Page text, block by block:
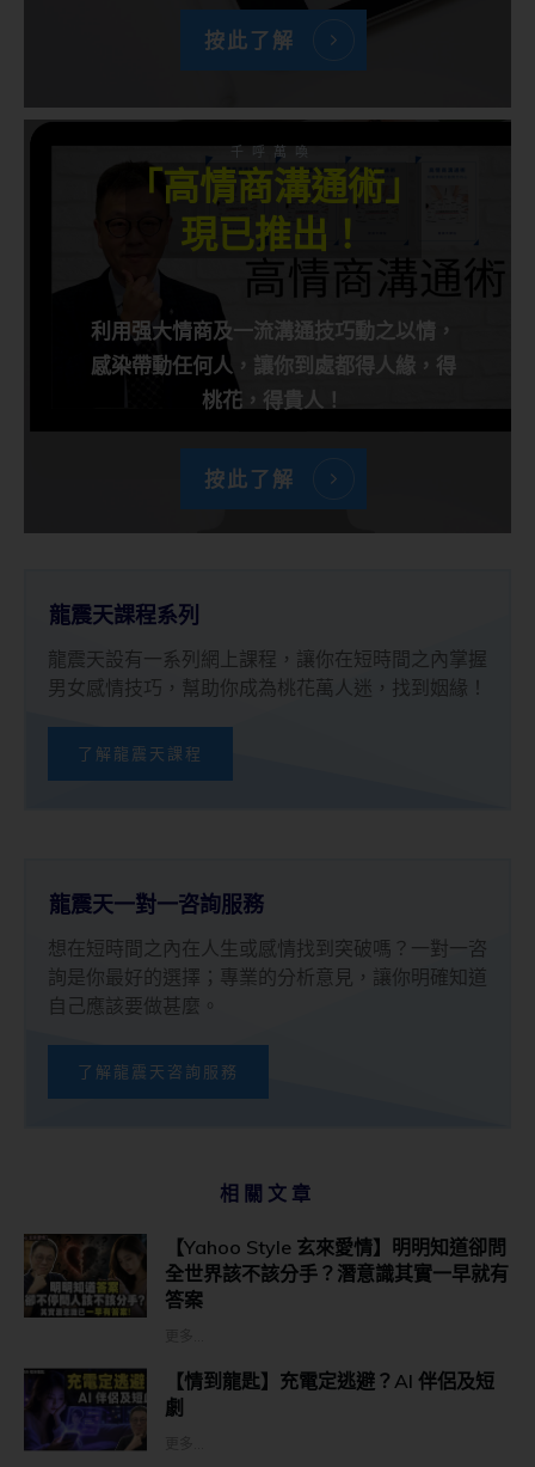
按此了解
千呼萬喚
「高情商溝通術」
現已推出！
利用强大情商及一流溝通技巧動之以情，
感染帶動任何人，讓你到處都得人緣，得
桃花，得貴人！
按此了解
龍震天課程系列
龍震天設有一系列網上課程，讓你在短時間之內掌握
男女感情技巧，幫助你成為桃花萬人迷，找到姻緣！
了解龍震天課程
龍震天一對一咨詢服務
想在短時間之內在人生或感情找到突破嗎？一對一咨
詢是你最好的選擇；專業的分析意見，讓你明確知道
自己應該要做甚麼。
了解龍震天咨詢服務
相關文章
【Yahoo Style 玄來愛情】明明知道卻問
全世界該不該分手？潛意識其實一早就有
答案
【情到龍匙】充電定逃避？AI 伴侶及短
劇